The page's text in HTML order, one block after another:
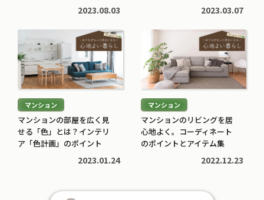
2023.08.03 2023.03.07
き
を
読
む
> マンション
マンションの部屋を広く見
せる「色」とは？インテリ
ア「色計画」のポイント
2023.01.24
き
を
読
む
> マンション
マンションのリビングを居
心地よく。コーディネート
のポイントとアイテム集
2022.12.23